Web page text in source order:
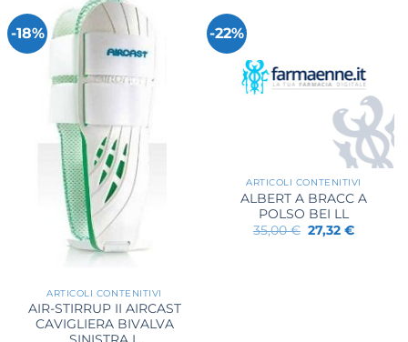
-18%
ARTICOLI CONTENITIVI
AIR-STIRRUP II AIRCAST
CAVIGLIERA BIVALVA
-22%
ARTICOLI CONTENITIVI
ALBERT A BRACC A
POLSO BEI LL
35,00€ Il
prezzo
27,32€Il